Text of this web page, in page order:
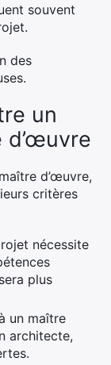
souvent
des
un
d’œuvre
d’œuvre,
critères
nécessite
plus
un maître
architecte,